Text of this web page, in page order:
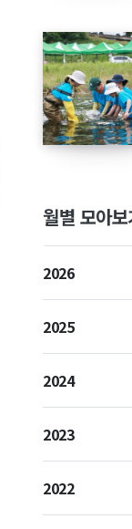
월별 모아보
2026
2025
2024
2023
2022